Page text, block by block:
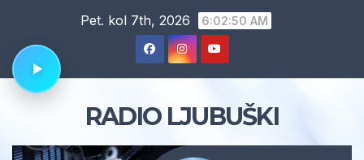
content
Pet. kol 7th, 2026 6:02:51 AM
RADIO LJUBUŠKI